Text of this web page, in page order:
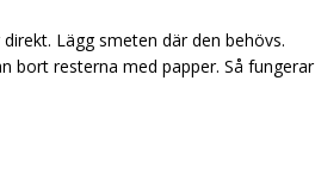
Lägg smeten där den behövs.
bort resterna med papper. Så fungerar